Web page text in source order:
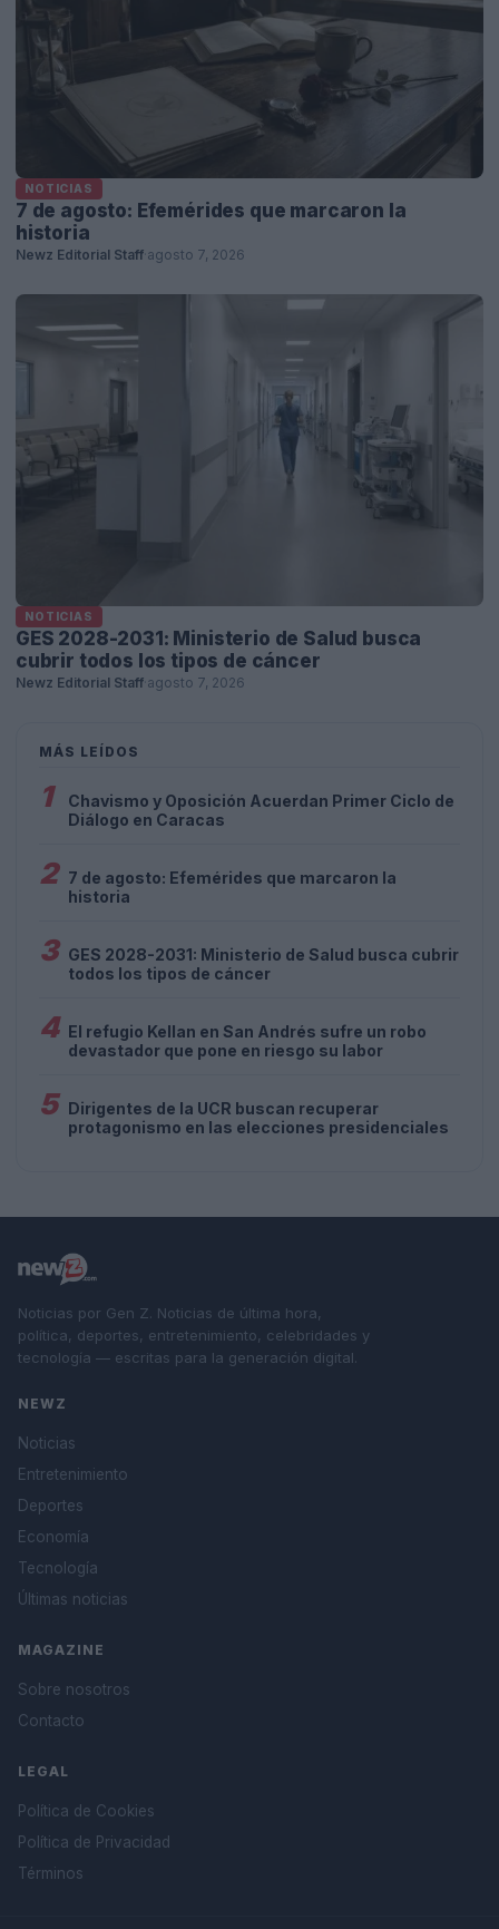
NOTICIAS
7 de agosto: Efemérides que marcaron la
historia
Newz Editorial Staff agosto 7, 2026
NOTICIAS
GES 2028-2031: Ministerio de Salud busca
cubrir todos los tipos de cáncer
Newz Editorial Staff agosto 7, 2026
MÁS LEÍDOS
1
Chavismo y Oposición Acuerdan Primer Ciclo de
Diálogo en Caracas
2 7 de agosto: Efemérides que marcaron la
historia
3 GES 2028-2031: Ministerio de Salud busca cubrir
todos los tipos de cáncer
4 El refugio Kellan en San Andrés sufre un robo
devastador que pone en riesgo su labor
5 Dirigentes de la UCR buscan recuperar
protagonismo en las elecciones presidenciales
Noticias por Gen Z. Noticias de última hora,
política, deportes, entretenimiento, celebridades y
tecnología — escritas para la generación digital.
NEWZ
Noticias
Entretenimiento
Deportes
Economía
Tecnología
Últimas noticias
MAGAZINE
Sobre nosotros
Contacto
LEGAL
Política de Cookies
Política de Privacidad
Términos